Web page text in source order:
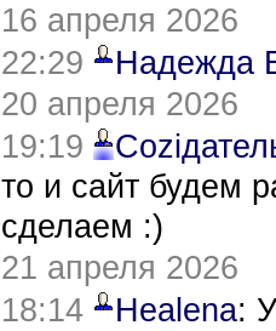
16 апреля 2026
22:29
Надежда
20 апреля 2026
19:19
то и сайт будем
сделаем :)
21 апреля 2026
18:14
Healena: